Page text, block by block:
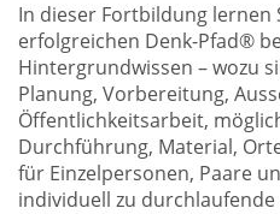
In dieser Fortbildung lernen
erfolgreichen Denk-Pfad®
Hintergrundwissen – wozu
Planung, Vorbereitung,
Öffentlichkeitsarbeit,
Durchführung, Material,
für Einzelpersonen, Paare
individuell zu